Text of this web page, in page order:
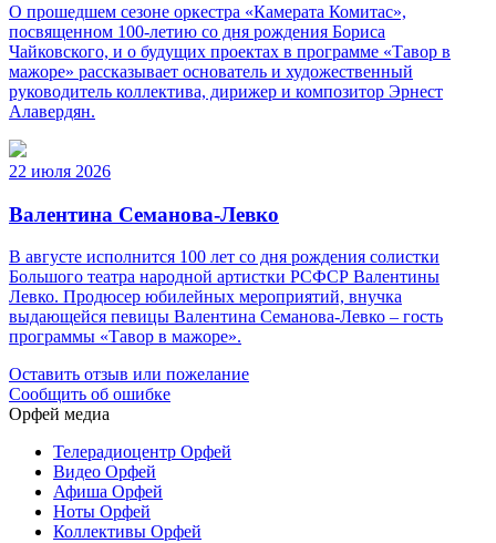
О прошедшем сезоне оркестра «Камерата Комитас»,
посвященном 100-летию со дня рождения Бориса
Чайковского, и о будущих проектах в программе «Тавор в
мажоре» рассказывает основатель и художественный
руководитель коллектива, дирижер и композитор Эрнест
Алавердян.
22 июля 2026
Валентина Семанова-Левко
В августе исполнится 100 лет со дня рождения солистки
Большого театра народной артистки РСФСР Валентины
Левко. Продюсер юбилейных мероприятий, внучка
выдающейся певицы Валентина Семанова-Левко – гость
программы «Тавор в мажоре».
Оставить отзыв или пожелание
Сообщить об ошибке
Орфей медиа
Телерадиоцентр Орфей
Видео Орфей
Афиша Орфей
Ноты Орфей
Коллективы Орфей